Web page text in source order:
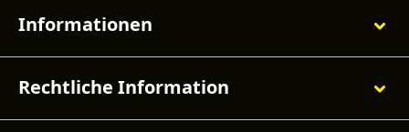
Informationen
Rechtliche Information